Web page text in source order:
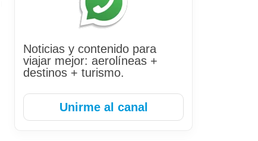
Noticias y contenido para
viajar mejor: aerolíneas +
destinos + turismo.
Unirme al canal